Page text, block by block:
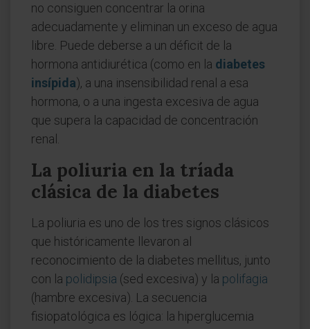
no consiguen concentrar la orina
adecuadamente y eliminan un exceso de agua
libre. Puede deberse a un déficit de la
hormona antidiurética (como en la diabetes
insípida), a una insensibilidad renal a esa
hormona, o a una ingesta excesiva de agua
que supera la capacidad de concentración
renal.
La poliuria en la tríada
clásica de la diabetes
La poliuria es uno de los tres signos clásicos
que históricamente llevaron al
reconocimiento de la diabetes mellitus, junto
con la polidipsia (sed excesiva) y la polifagia
(hambre excesiva). La secuencia
fisiopatológica es lógica: la hiperglucemia